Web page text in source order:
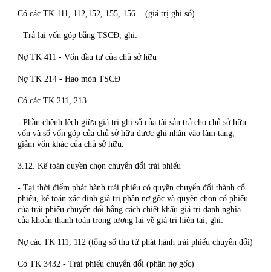
Có các TK 111, 112,152, 155, 156... (giá trị ghi sổ).
- Trả lại vốn góp bằng TSCĐ, ghi:
Nợ TK 411 - Vốn đầu tư của chủ sở hữu
Nợ TK 214 - Hao mòn TSCĐ
Có các TK 211, 213.
- Phần chênh lệch giữa giá trị ghi sổ của tài sản trả cho chủ sở hữu
vốn và số vốn góp của chủ sở hữu được ghi nhận vào làm tăng,
giảm vốn khác của chủ sở hữu.
3.12. Kế toán quyền chọn chuyển đổi trái phiếu
- Tại thời điểm phát hành trái phiếu có quyền chuyển đổi thành cổ
phiếu, kế toán xác định giá trị phần nợ gốc và quyền chọn cổ phiếu
của trái phiếu chuyển đổi bằng cách chiết khấu giá trị danh nghĩa
của khoản thanh toán trong tương lai về giá trị hiện tại, ghi:
Nợ các TK 111, 112 (tổng số thu từ phát hành trái phiếu chuyển đổi)
Có TK 3432 - Trái phiếu chuyển đổi (phần nợ gốc)